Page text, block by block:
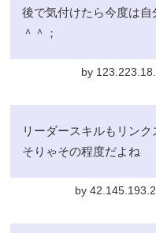
後で気付けたら今度は
＾＾；
by
リーダースキルもリン
そりゃその程度だよね
by